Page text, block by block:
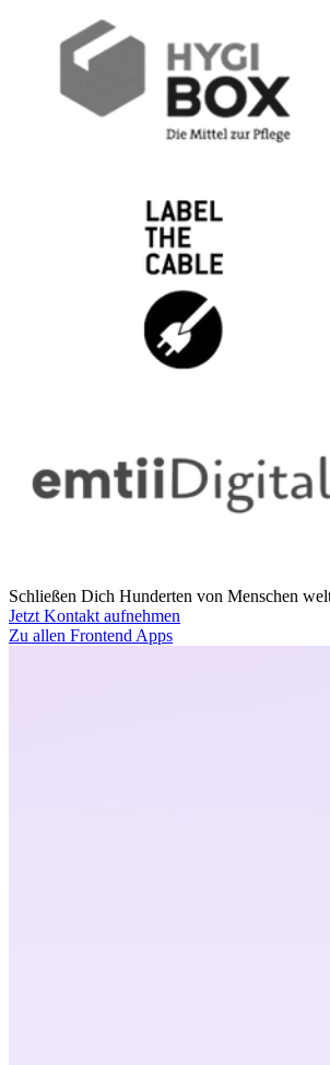
Schließen Dich Hunderten von Menschen
Jetzt Kontakt aufnehmen
Zu allen Frontend Apps